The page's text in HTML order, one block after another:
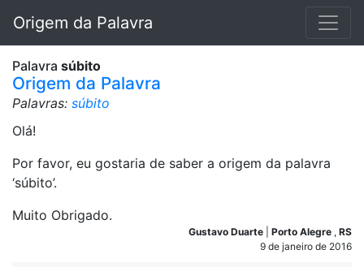
Origem da Palavra
Palavra súbito
Origem da Palavra
Palavras: súbito
Olá!
Por favor, eu gostaria de saber a origem da palavra
‘súbito’.
Muito Obrigado.
Gustavo Duarte Porto Alegre , RS
9 de janeiro de 2016